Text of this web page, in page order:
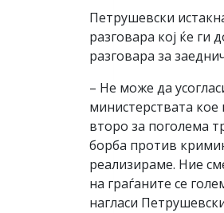
Петрушевски
разговара кој ќе ги
разговара за
– Не може да
министерствата
второ за поголема
борба против
реализираме. Ние
на граѓаните се
нагласи